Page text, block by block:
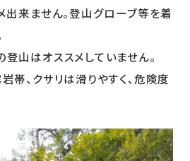
出来ません。登山グローブ等を着
山はオススメしていません。
帯、クサリは滑りやすく、危険度